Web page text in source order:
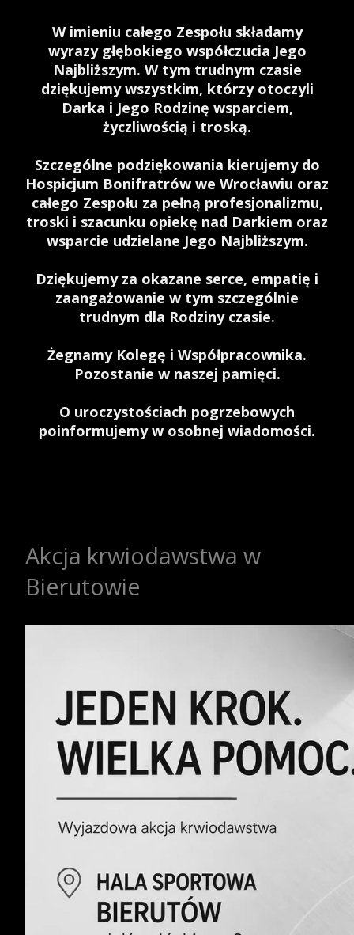
W imieniu całego Zespołu składamy
wyrazy głębokiego współczucia Jego
Najbliższym. W tym trudnym czasie
dziękujemy wszystkim, którzy otoczyli
Darka i Jego Rodzinę wsparciem,
życzliwością i troską.
Szczególne podziękowania kierujemy do
Hospicjum Bonifratrów we Wrocławiu oraz
całego Zespołu za pełną profesjonalizmu,
troski i szacunku opiekę nad Darkiem oraz
wsparcie udzielane Jego Najbliższym.
Dziękujemy za okazane serce, empatię i
zaangażowanie w tym szczególnie
trudnym dla Rodziny czasie.
Żegnamy Kolegę i Współpracownika.
Pozostanie w naszej pamięci.
O uroczystościach pogrzebowych
poinformujemy w osobnej wiadomości.
Akcja krwiodawstwa w
Bierutowie